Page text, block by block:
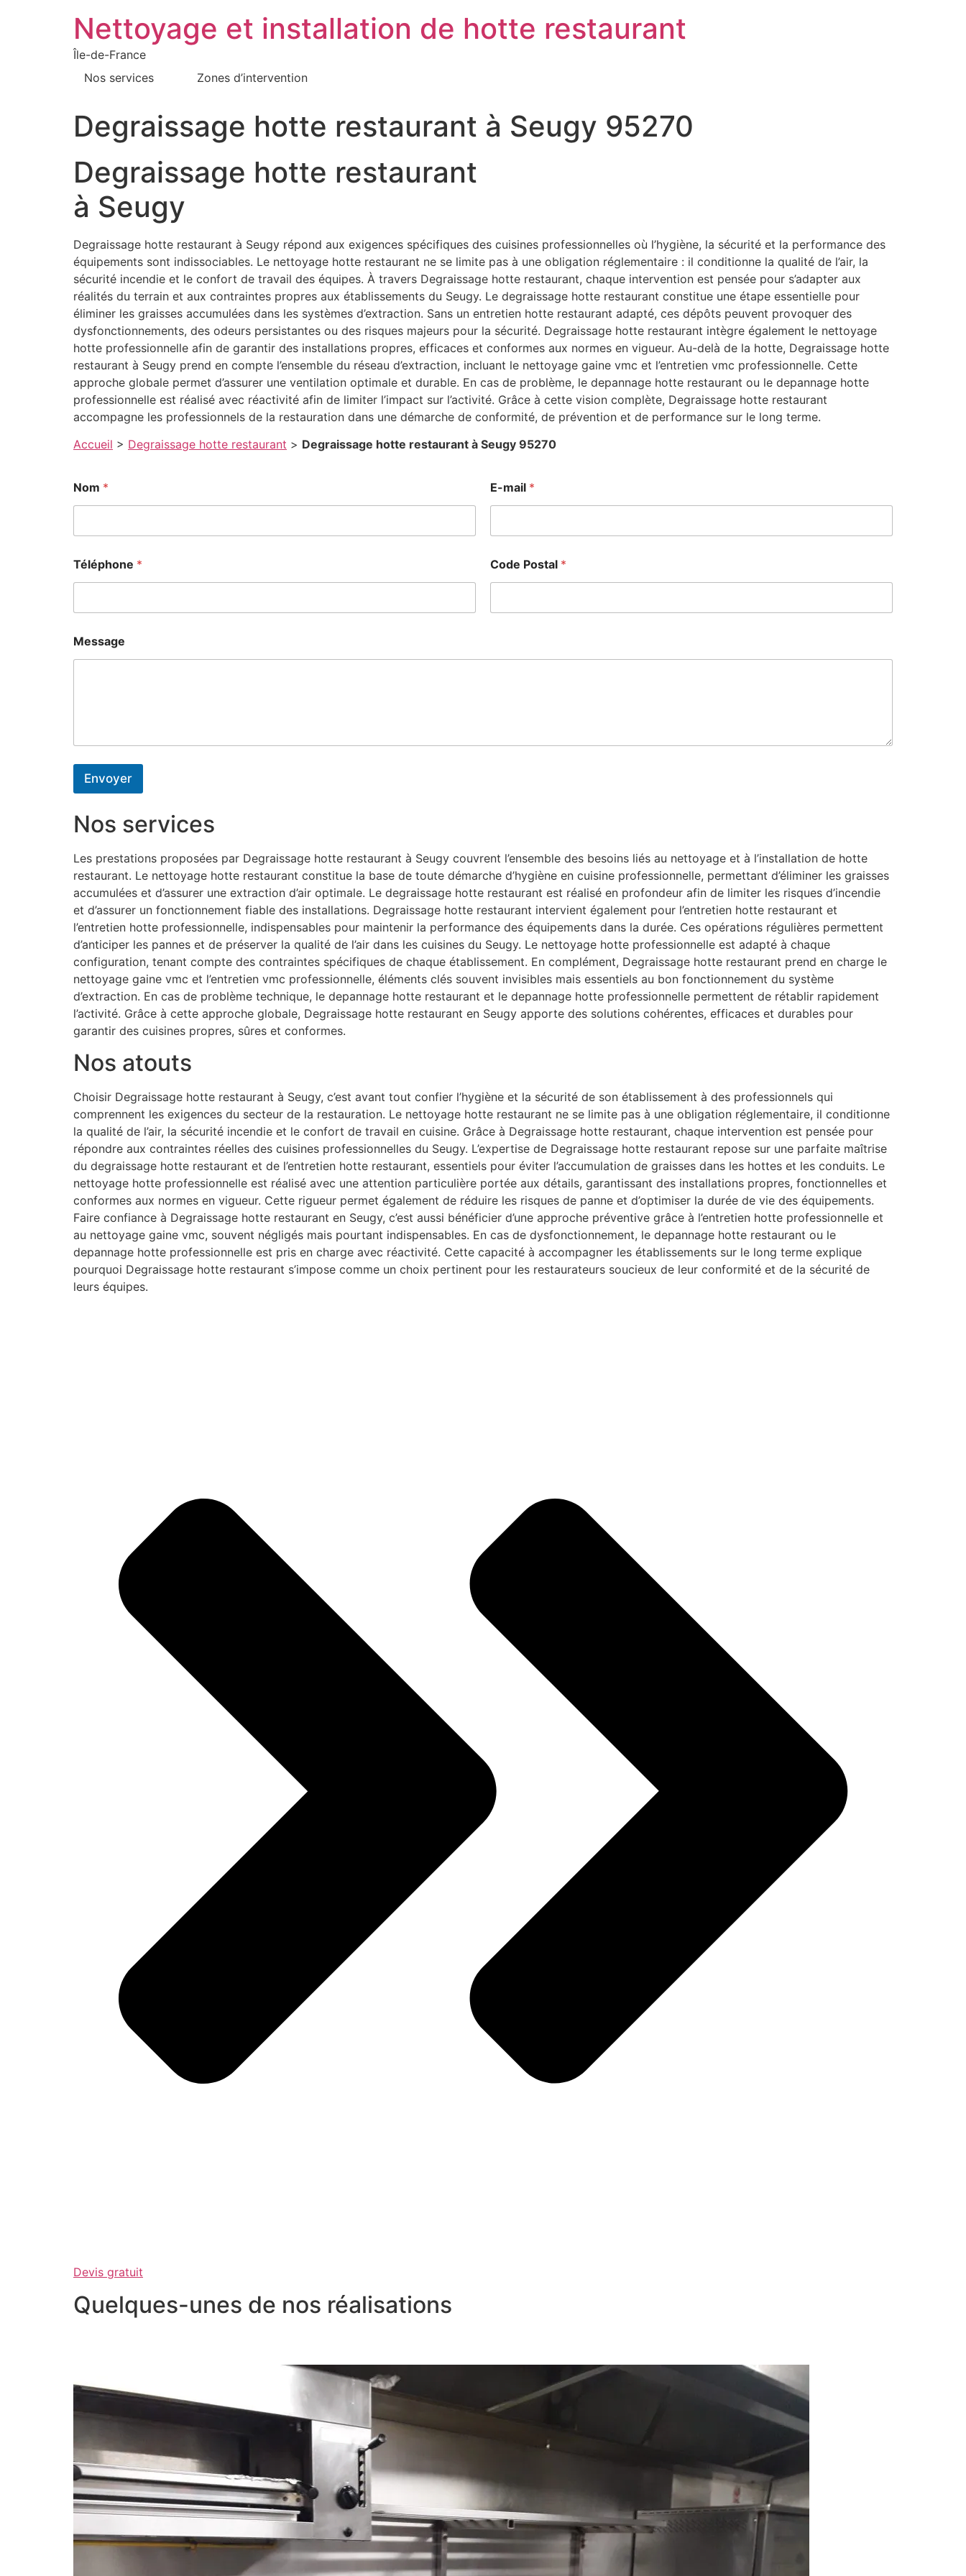
Nettoyage et installation de hotte restaurant
Île-de-France
Nos services
Zones d’intervention
Degraissage hotte restaurant à Seugy 95270
Degraissage hotte restaurant
à Seugy
Degraissage hotte restaurant à Seugy répond aux exigences spécifiques des cuisines professionnelles où l’hygiène, la sécurité et la performance des
équipements sont indissociables. Le nettoyage hotte restaurant ne se limite pas à une obligation réglementaire : il conditionne la qualité de l’air, la
sécurité incendie et le confort de travail des équipes. À travers Degraissage hotte restaurant, chaque intervention est pensée pour s’adapter aux
réalités du terrain et aux contraintes propres aux établissements du Seugy. Le degraissage hotte restaurant constitue une étape essentielle pour
éliminer les graisses accumulées dans les systèmes d’extraction. Sans un entretien hotte restaurant adapté, ces dépôts peuvent provoquer des
dysfonctionnements, des odeurs persistantes ou des risques majeurs pour la sécurité. Degraissage hotte restaurant intègre également le nettoyage
hotte professionnelle afin de garantir des installations propres, efficaces et conformes aux normes en vigueur. Au-delà de la hotte, Degraissage hotte
restaurant à Seugy prend en compte l’ensemble du réseau d’extraction, incluant le nettoyage gaine vmc et l’entretien vmc professionnelle. Cette
approche globale permet d’assurer une ventilation optimale et durable. En cas de problème, le depannage hotte restaurant ou le depannage hotte
professionnelle est réalisé avec réactivité afin de limiter l’impact sur l’activité. Grâce à cette vision complète, Degraissage hotte restaurant
accompagne les professionnels de la restauration dans une démarche de conformité, de prévention et de performance sur le long terme.
Accueil > Degraissage hotte restaurant > Degraissage hotte restaurant à Seugy 95270
Nom * E-mail *
Téléphone * Code Postal *
Message
Envoyer
Nos services
Les prestations proposées par Degraissage hotte restaurant à Seugy couvrent l’ensemble des besoins liés au nettoyage et à l’installation de hotte
restaurant. Le nettoyage hotte restaurant constitue la base de toute démarche d’hygiène en cuisine professionnelle, permettant d’éliminer les graisses
accumulées et d’assurer une extraction d’air optimale. Le degraissage hotte restaurant est réalisé en profondeur afin de limiter les risques d’incendie
et d’assurer un fonctionnement fiable des installations. Degraissage hotte restaurant intervient également pour l’entretien hotte restaurant et
l’entretien hotte professionnelle, indispensables pour maintenir la performance des équipements dans la durée. Ces opérations régulières permettent
d’anticiper les pannes et de préserver la qualité de l’air dans les cuisines du Seugy. Le nettoyage hotte professionnelle est adapté à chaque
configuration, tenant compte des contraintes spécifiques de chaque établissement. En complément, Degraissage hotte restaurant prend en charge le
nettoyage gaine vmc et l’entretien vmc professionnelle, éléments clés souvent invisibles mais essentiels au bon fonctionnement du système
d’extraction. En cas de problème technique, le depannage hotte restaurant et le depannage hotte professionnelle permettent de rétablir rapidement
l’activité. Grâce à cette approche globale, Degraissage hotte restaurant en Seugy apporte des solutions cohérentes, efficaces et durables pour
garantir des cuisines propres, sûres et conformes.
Nos atouts
Choisir Degraissage hotte restaurant à Seugy, c’est avant tout confier l’hygiène et la sécurité de son établissement à des professionnels qui
comprennent les exigences du secteur de la restauration. Le nettoyage hotte restaurant ne se limite pas à une obligation réglementaire, il conditionne
la qualité de l’air, la sécurité incendie et le confort de travail en cuisine. Grâce à Degraissage hotte restaurant, chaque intervention est pensée pour
répondre aux contraintes réelles des cuisines professionnelles du Seugy. L’expertise de Degraissage hotte restaurant repose sur une parfaite maîtrise
du degraissage hotte restaurant et de l’entretien hotte restaurant, essentiels pour éviter l’accumulation de graisses dans les hottes et les conduits. Le
nettoyage hotte professionnelle est réalisé avec une attention particulière portée aux détails, garantissant des installations propres, fonctionnelles et
conformes aux normes en vigueur. Cette rigueur permet également de réduire les risques de panne et d’optimiser la durée de vie des équipements.
Faire confiance à Degraissage hotte restaurant en Seugy, c’est aussi bénéficier d’une approche préventive grâce à l’entretien hotte professionnelle et
au nettoyage gaine vmc, souvent négligés mais pourtant indispensables. En cas de dysfonctionnement, le depannage hotte restaurant ou le
depannage hotte professionnelle est pris en charge avec réactivité. Cette capacité à accompagner les établissements sur le long terme explique
pourquoi Degraissage hotte restaurant s’impose comme un choix pertinent pour les restaurateurs soucieux de leur conformité et de la sécurité de
leurs équipes.
Devis gratuit
Quelques-unes de nos réalisations